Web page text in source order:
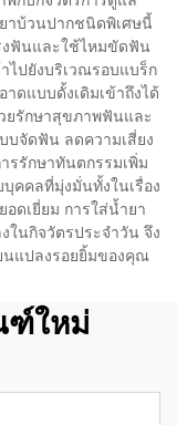
าบ้วนปากชนิดพิเศษนี้
งฟันและใช้ไหมขัดฟัน
ไปยังบริเวณรอบแบร็ก
ดแบบดั้งเดิมเข้าถึงได้
ยรักษาสุขภาพฟันและ
บจัดฟัน ลดความเสี่ยง
รรักษาทันตกรรมเพิ่ม
คคลที่มุ่งมั่นทั้งในเรื่อง
ดเยี่ยม การใส่น้ำยา
นกิจวัตรประจำวัน จึง
นแปลงรอยยิ้มของคุณ
ใหม่